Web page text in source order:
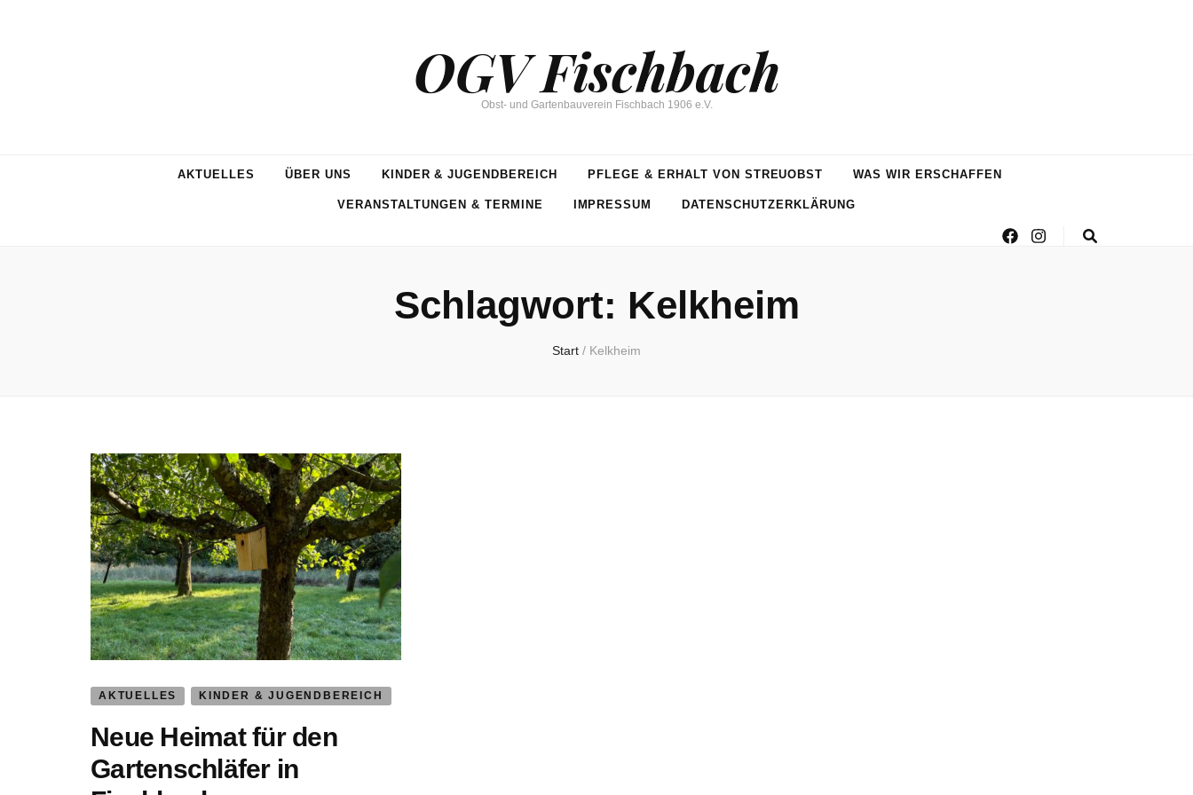
OGV Fischbach
Obst- und Gartenbauverein Fischbach 1906 e.V.
AKTUELLES ÜBER UNS KINDER & JUGENDBEREICH PFLEGE & ERHALT VON STREUOBST WAS WIR ERSCHAFFEN
VERANSTALTUNGEN & TERMINE IMPRESSUM DATENSCHUTZERKLÄRUNG
Schlagwort: Kelkheim
Start / Kelkheim
AKTUELLES KINDER & JUGENDBEREICH
Neue Heimat für den
Gartenschläfer in